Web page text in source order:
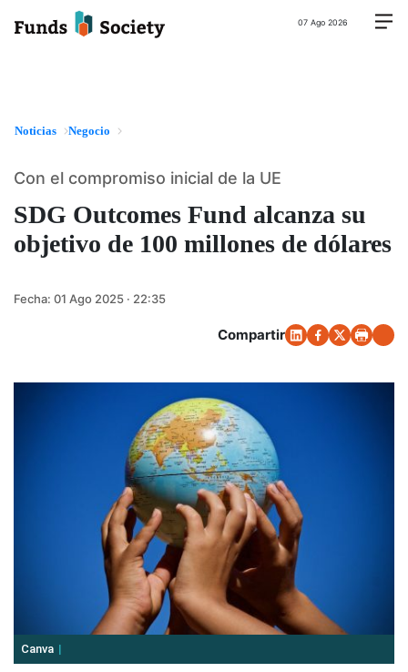
07 Ago 2026
Noticias Negocio
SDG Outcomes Fund alcanza su
objetivo de 100 millones de dólares
Con el compromiso inicial de la UE
Fecha: 01 Ago 2025 · 22:35
Compartir
Canva